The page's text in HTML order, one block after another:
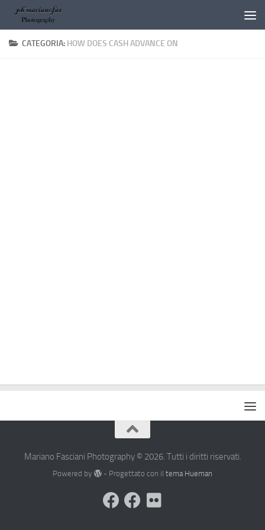
Salta al contenuto
CATEGORIA: HOW DOES CASH ADVANCE ON
Mariano Fasciani Photography © 2026. Tutti i diritti riservati.
Powered by - Progettato con il tema Hueman